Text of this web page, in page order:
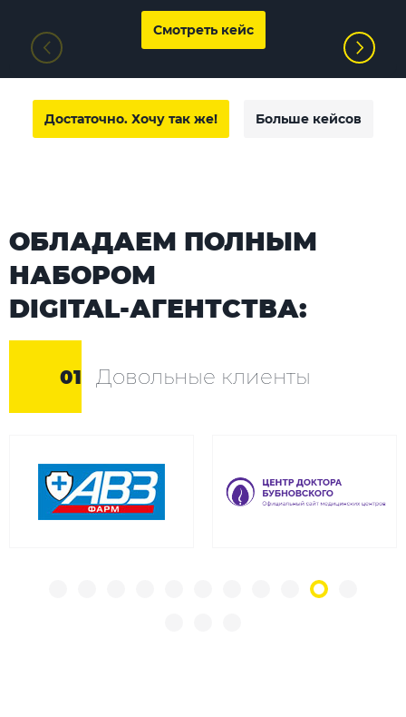
Смотреть кейс
Достаточно. Хочу так же! Больше кейсов
ОБЛАДАЕМ ПОЛНЫМ
НАБОРОМ
DIGITAL-АГЕНТСТВА:
01 Довольные клиенты